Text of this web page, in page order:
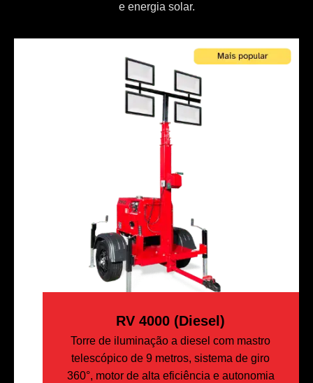
e energia solar.
RV 4000 (diesel)
Torre de iluminação a diesel com mastro
telescópico de 9 metros, sistema de giro
360°, motor de alta eficiência e autonomia